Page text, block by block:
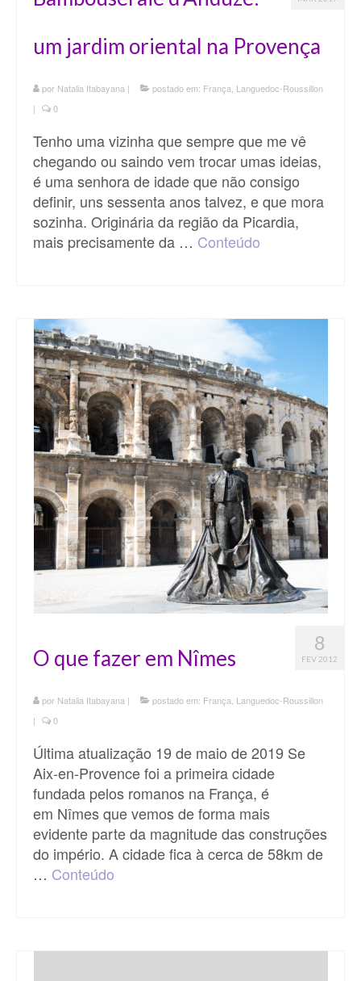
um jardim oriental na Provença
por Natalia Itabayana | postado em: França Languedoc-Roussillon
|
0
Tenho uma vizinha que sempre que me vê
chegando ou saindo vem trocar umas ideias,
é uma senhora de idade que não consigo
definir, uns sessenta anos talvez, e que mora
sozinha. Originária da região da Picardia,
mais precisamente da … Conteúdo
8
FEV 2012
O que fazer em Nîmes
por Natalia Itabayana | postado em: França Languedoc-Roussillon
|
0
Última atualização 19 de maio de 2019 Se
Aix-en-Provence foi a primeira cidade
fundada pelos romanos na França, é
em Nîmes que vemos de forma mais
evidente parte da magnitude das construções
do império. A cidade fica à cerca de 58km de
… Conteúdo